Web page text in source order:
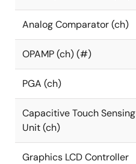
Analog Comparator (ch)
OPAMP (ch) (#)
PGA (ch)
Capacitive Touch Sensing
Unit (ch)
Graphics LCD Controller